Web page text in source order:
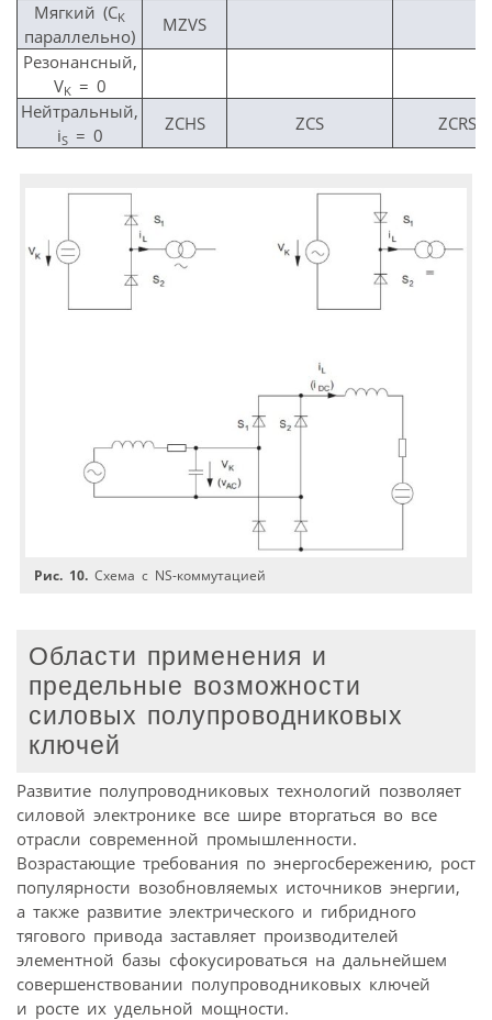
Мягкий (CK
параллельно)
MZVS
Резонансный,
VK= 0
Нейтральный,
iS = 0
ZCHS ZCS ZCRS
Рис. 10. Схема с NS-коммутацией
Области применения и
предельные возможности
силовых полупроводниковых
ключей
Развитие полупроводниковых технологий позволяет
силовой электронике все шире вторгаться во все
отрасли современной промышленности.
Возрастающие требования по энергосбережению, рост
популярности возобновляемых источников энергии,
а также развитие электрического и гибридного
тягового привода заставляет производителей
элементной базы сфокусироваться на дальнейшем
совершенствовании полупроводниковых ключей
и росте их удельной мощности.